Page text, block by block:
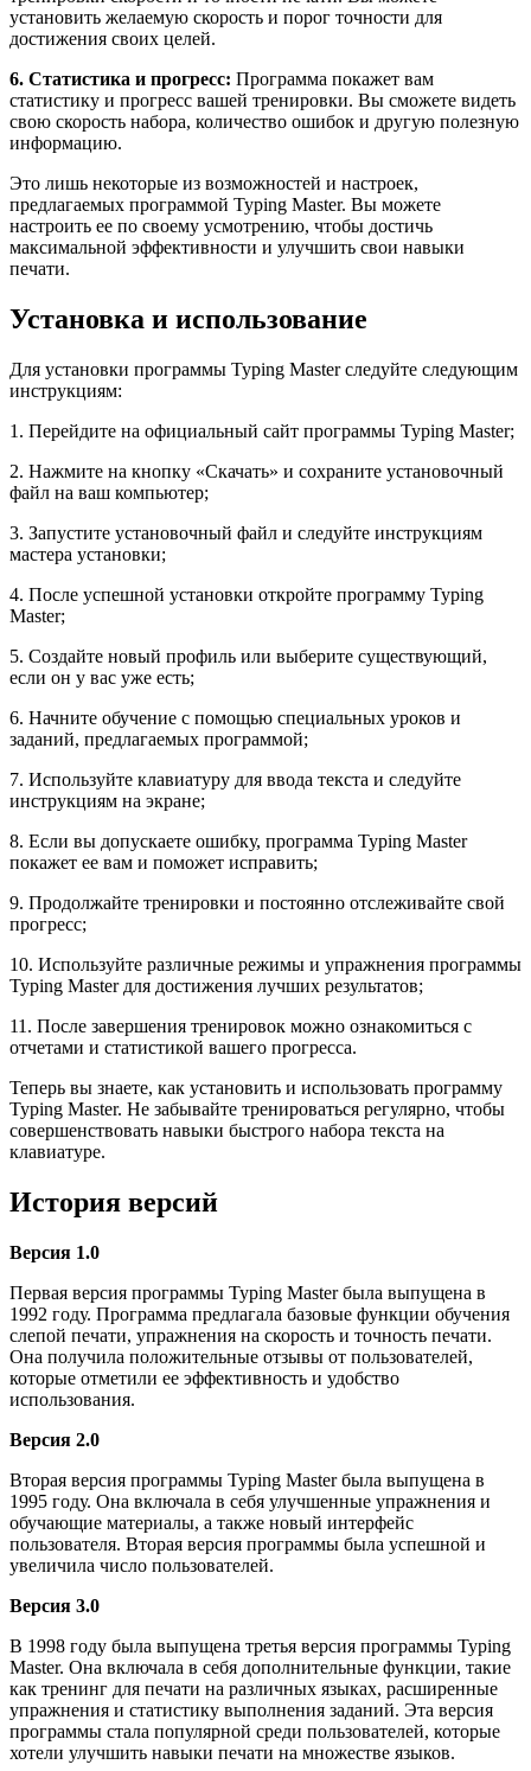
установить желаемую скорость и порог точности для
достижения своих целей.
6. Статистика и прогресс: Программа покажет вам
статистику и прогресс вашей тренировки. Вы сможете видеть
свою скорость набора, количество ошибок и другую полезную
информацию.
Это лишь некоторые из возможностей и настроек,
предлагаемых программой Typing Master. Вы можете
настроить ее по своему усмотрению, чтобы достичь
максимальной эффективности и улучшить свои навыки
печати.
Установка и использование
Для установки программы Typing Master следуйте следующим
инструкциям:
1. Перейдите на официальный сайт программы Typing Master;
2. Нажмите на кнопку «Скачать» и сохраните установочный
файл на ваш компьютер;
3. Запустите установочный файл и следуйте инструкциям
мастера установки;
4. После успешной установки откройте программу Typing
Master;
5. Создайте новый профиль или выберите существующий,
если он у вас уже есть;
6. Начните обучение с помощью специальных уроков и
заданий, предлагаемых программой;
7. Используйте клавиатуру для ввода текста и следуйте
инструкциям на экране;
8. Если вы допускаете ошибку, программа Typing Master
покажет ее вам и поможет исправить;
9. Продолжайте тренировки и постоянно отслеживайте свой
прогресс;
10. Используйте различные режимы и упражнения программы
Typing Master для достижения лучших результатов;
11. После завершения тренировок можно ознакомиться с
отчетами и статистикой вашего прогресса.
Теперь вы знаете, как установить и использовать программу
Typing Master. Не забывайте тренироваться регулярно, чтобы
совершенствовать навыки быстрого набора текста на
клавиатуре.
История версий
Версия 1.0
Первая версия программы Typing Master была выпущена в
1992 году. Программа предлагала базовые функции обучения
слепой печати, упражнения на скорость и точность печати.
Она получила положительные отзывы от пользователей,
которые отметили ее эффективность и удобство
использования.
Версия 2.0
Вторая версия программы Typing Master была выпущена в
1995 году. Она включала в себя улучшенные упражнения и
обучающие материалы, а также новый интерфейс
пользователя. Вторая версия программы была успешной и
увеличила число пользователей.
Версия 3.0
В 1998 году была выпущена третья версия программы Typing
Master. Она включала в себя дополнительные функции, такие
как тренинг для печати на различных языках, расширенные
упражнения и статистику выполнения заданий. Эта версия
программы стала популярной среди пользователей, которые
хотели улучшить навыки печати на множестве языков.